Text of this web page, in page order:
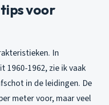
voor
In
1960-1962, zie ik vaak
in de leidingen. De
meter voor, maar veel